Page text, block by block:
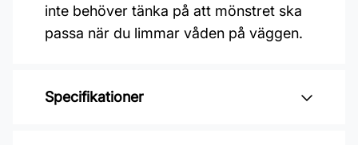
inte behöver tänka på att mönstret ska
passa när du limmar våden på väggen.
Specifikationer